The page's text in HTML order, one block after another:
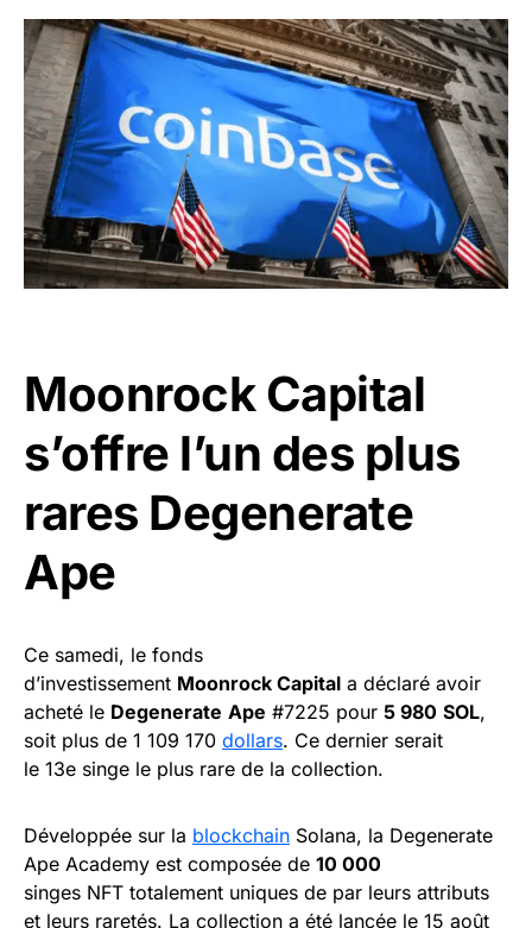
Moonrock Capital
s’offre l’un des plus
rares Degenerate
Ape
Ce samedi, le fonds
d’investissement Moonrock Capital a déclaré avoir
acheté le Degenerate Ape #7225 pour 5 980 SOL,
soit plus de 1 109 170 dollars. Ce dernier serait
le 13e singe le plus rare de la collection.
Développée sur la blockchain Solana, la Degenerate
Ape Academy est composée de 10 000
singes NFT totalement uniques de par leurs attributs
et leurs raretés. La collection a été lancée le 15 août